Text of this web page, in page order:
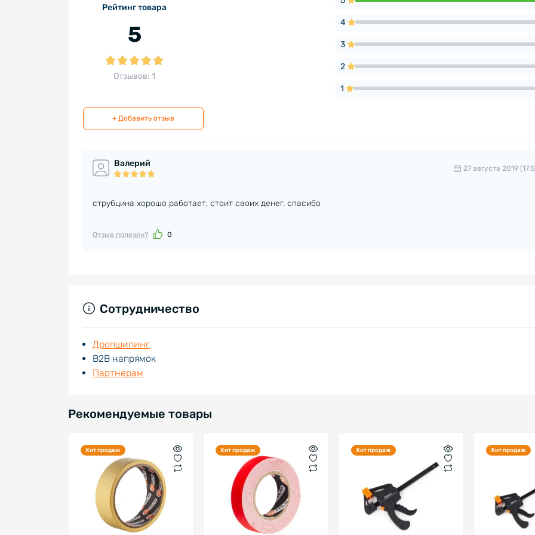
Рейтинг товара
5
Отзывов: 1
4
3
2
1
+ Добавить отзыв
Валерий 27 августа 2019
струбцина хорошо работает, стоит своих денег. спасибо
Отзыв полезен? 0
Сотрудничество
Дропшипинг
В2В напрямок
Партнерам
Рекомендуемые товары
Хит продаж Хит продаж Хит продаж Хит продаж